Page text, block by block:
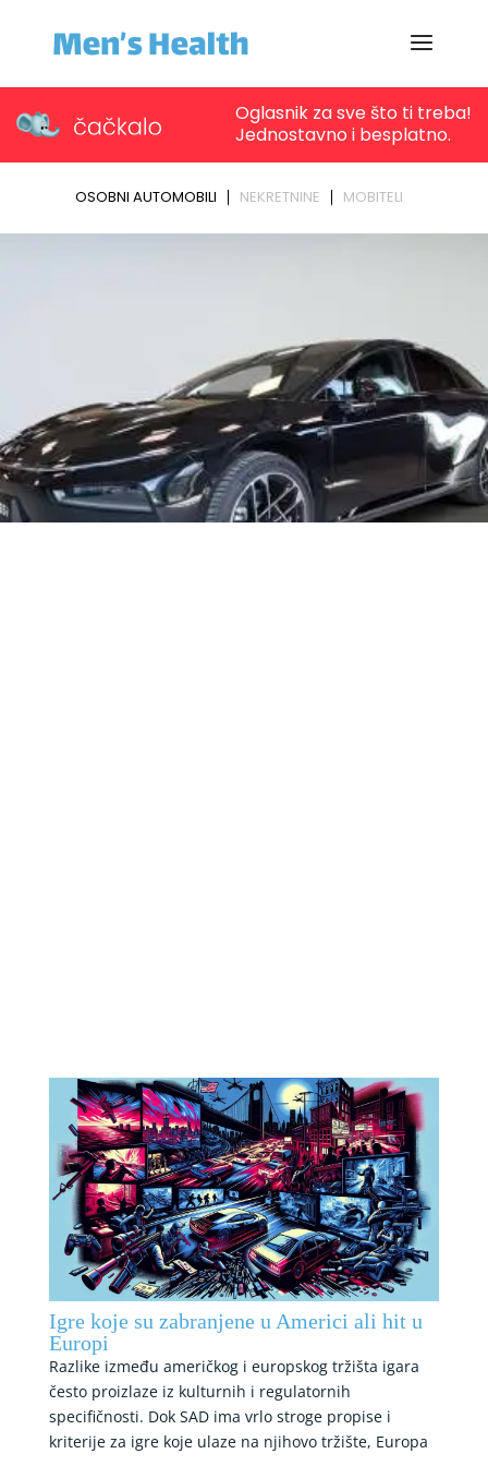
Igre koje su zabranjene u Americi ali hit u
Europi
Razlike između američkog i europskog tržišta igara
često proizlaze iz kulturnih i regulatornih
specifičnosti. Dok SAD ima vrlo stroge propise i
kriterije za igre koje ulaze na njihovo tržište, Europa